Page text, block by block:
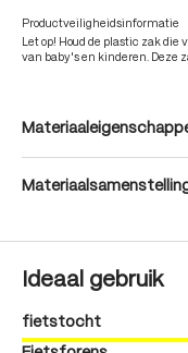
Productveiligheidsinformatie
Let op! Houd de plastic zak
van baby's en kinderen. Deze
Ideaal gebruik
fietstocht